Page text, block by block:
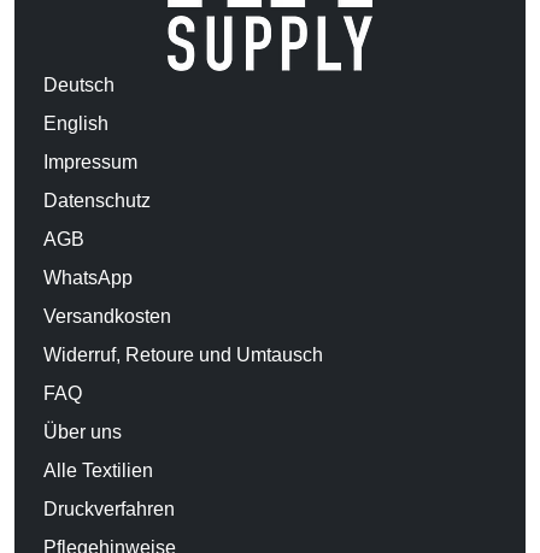
Deutsch
English
Impressum
Datenschutz
AGB
WhatsApp
Versandkosten
Widerruf, Retoure und Umtausch
FAQ
Über uns
Alle Textilien
Druckverfahren
Pflegehinweise